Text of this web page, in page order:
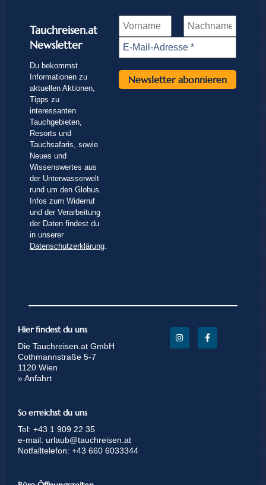
Tauchreisen.at
Newsletter
Du bekommst
Informationen zu
aktuellen Aktionen,
Tipps zu
interessanten
Tauchgebieten,
Resorts und
Tauchsafaris, sowie
Neues und
Wissenswertes aus
der Unterwasserwelt
rund um den Globus.
Infos zum Widerruf
und der Verarbeitung
der Daten findest du
in unserer
Datenschutzerklärung
Hier findest du uns
Die Tauchreisen.at GmbH
Cothmannstraße 5-7
1120 Wien
» Anfahrt
So erreichst du uns
Tel: +43 1 909 22 35
e-mail: urlaub@tauchreisen.at
Notfalltelefon: +43 660 6033344